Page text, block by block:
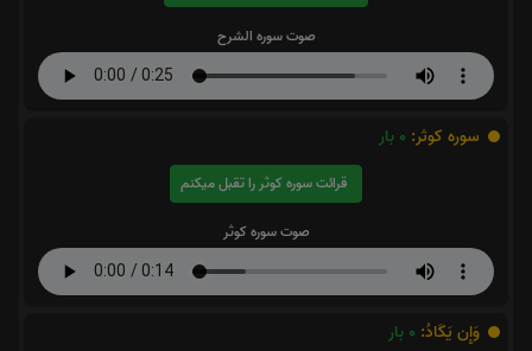
صوت سوره الشرح
سوره کوثر: 0 بار
قرائت سوره کوثر را تقبل میکنم
صوت سوره کوثر
وَإِن يَكَادُ: 0 بار